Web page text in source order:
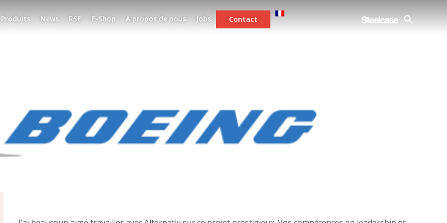
Produits News RSE E-Shop À propos de nous Jobs Contact